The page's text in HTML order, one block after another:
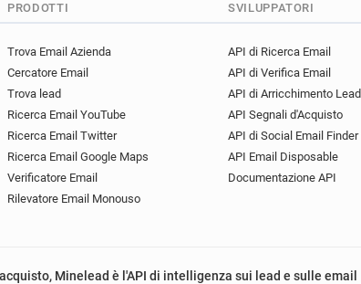
PRODOTTI
Trova Email Azienda
Cercatore Email
Trova lead
Ricerca Email YouTube
Ricerca Email Twitter
Ricerca Email Google Maps
Verificatore Email
Rilevatore Email Monouso
SVILUPPATORI
API di Ricerca Email
API di Verifica Email
API di Arricchimento Lead
API Segnali d'Acquisto
API di Social Email Finder
API Email Disposable
Documentazione API
Minelead è l'API di intelligenza sui lead e sulle email